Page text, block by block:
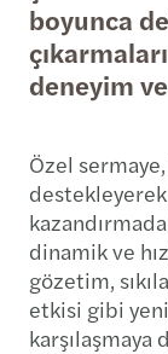
boyunca
deneyim
Özel
dinamik ve
gözetim,
etkisi gibi
karşılaşmaya